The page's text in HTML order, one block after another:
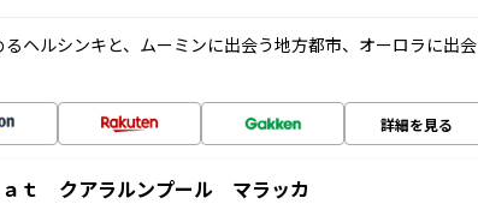
ヘルシンキと、ムーミンに出会う地方都市、オーロラに出会
詳細を見る
ｔ クアラルンプール マラッカ